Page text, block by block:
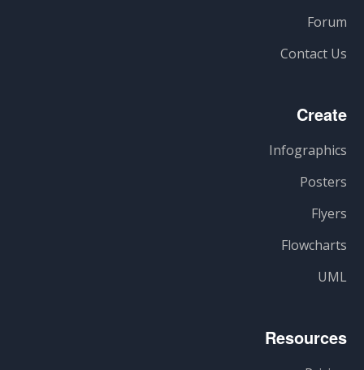
Forum
Contact Us
Create
Infographics
Posters
Flyers
Flowcharts
UML
Resources